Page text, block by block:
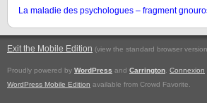
La maladie des psychologues – fragment
Exit the Mobile Edition (view the standard browser
Proudly powered by WordPress and Carrington Connexion
WordPress Mobile Edition available from Crowd Favorite.